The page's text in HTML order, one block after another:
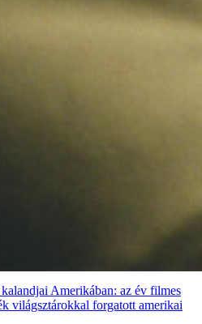
Amerikában: az év filmes
világsztárokkal forgatott amerikai